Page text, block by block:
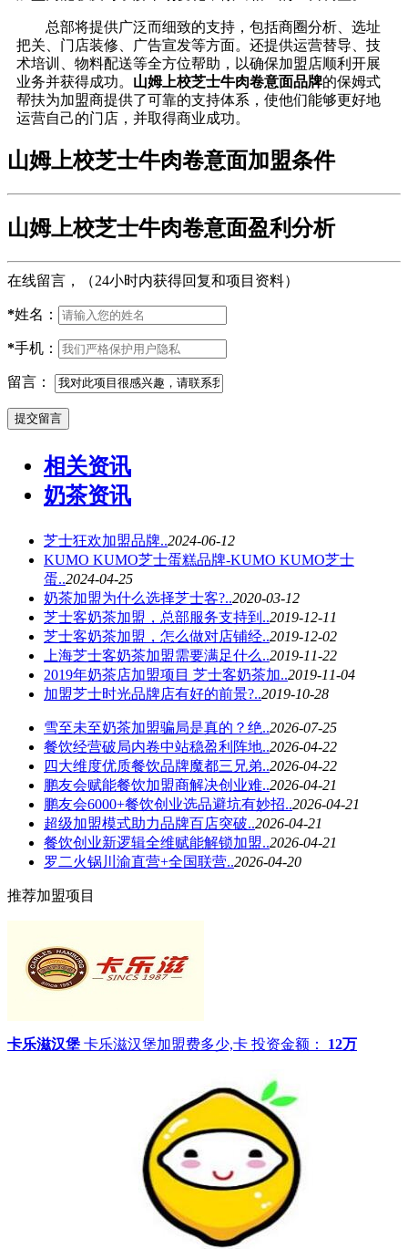
总部将提供广泛而细致的支持，包括商圈分析、选址
把关、门店装修、广告宣发等方面。还提供运营替导、技
术培训、物料配送等全方位帮助，以确保加盟店顺利开展
业务并获得成功。 山姆上校芝士牛肉卷意面品牌的保姆式
帮扶为加盟商提供了可靠的支持体系，使他们能够更好地
运营自己的门店，并取得商业成功。
山姆上校芝士牛肉卷意面加盟条件
山姆上校芝士牛肉卷意面盈利分析
在线留言，（24小时内获得回复和项目资料）
*姓名：
*手机：
留言：
相关资讯
奶茶资讯
芝士狂欢加盟品牌..2024-06-12
KUMO KUMO芝士蛋糕品牌-KUMO KUMO芝士
蛋..2024-04-25
奶茶加盟为什么选择芝士客?..2020-03-12
芝士客奶茶加盟，总部服务支持到..2019-12-11
芝士客奶茶加盟，怎么做对店铺经..2019-12-02
上海芝士客奶茶加盟需要满足什么..2019-11-22
2019年奶茶店加盟项目 芝士客奶茶加..2019-11-04
加盟芝士时光品牌店有好的前景?..2019-10-28
雪至未至奶茶加盟骗局是真的？绝..2026-07-25
餐饮经营破局内卷中站稳盈利阵地..2026-04-22
四大维度优质餐饮品牌魔都三兄弟..2026-04-22
鹏友会赋能餐饮加盟商解决创业难..2026-04-21
鹏友会6000+餐饮创业选品避坑有妙招..2026-04-21
超级加盟模式助力品牌百店突破..2026-04-21
餐饮创业新逻辑全维赋能解锁加盟..2026-04-21
罗二火锅川渝直营+全国联营..2026-04-20
推荐加盟项目
卡乐滋汉堡 卡乐滋汉堡加盟费多少,卡 投资金额： 12万